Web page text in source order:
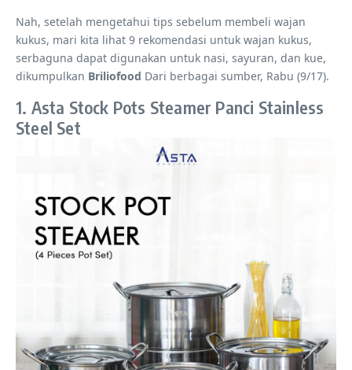
Nah, setelah mengetahui tips sebelum membeli wajan
kukus, mari kita lihat 9 rekomendasi untuk wajan kukus,
serbaguna dapat digunakan untuk nasi, sayuran, dan kue,
dikumpulkan Briliofood Dari berbagai sumber, Rabu (9/17).
1. Asta Stock Pots Steamer Panci Stainless
Steel Set